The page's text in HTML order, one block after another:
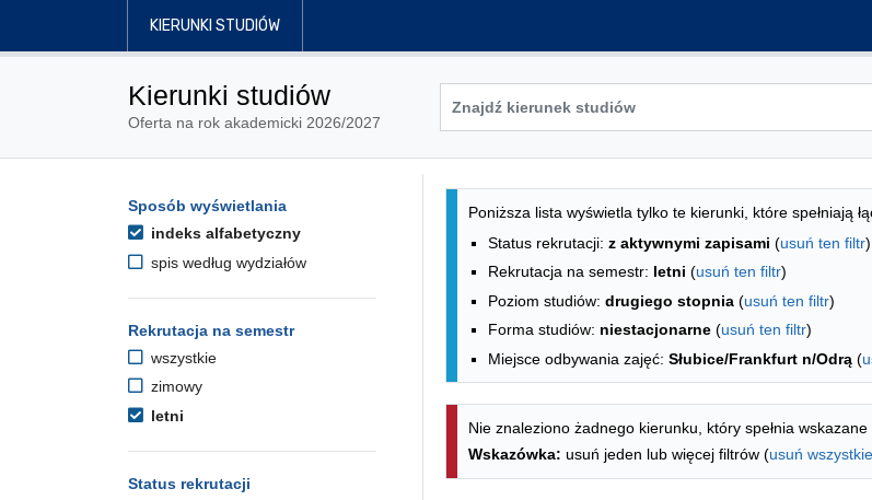
KIERUNKI STUDIÓW
Kierunki studiów
Oferta na rok akademicki 2026/2027
Opcje filtrowania kierunków studiów
Przejdź do listy kierunków
Sposób wyświetlania
indeks alfabetyczny
spis według wydziałów
Rekrutacja na semestr
wszystkie
zimowy
letni
Status rekrutacji
Lista kierunków - indeks
Poniższa lista wyświetla tylko te kierunki, które spełniają
Status rekrutacji: z aktywnymi zapisami (usuń ten filtr)
Rekrutacja na semestr: letni (usuń ten filtr)
Poziom studiów: drugiego stopnia (usuń ten filtr)
Forma studiów: niestacjonarne (usuń ten filtr)
Miejsce odbywania zajęć: Słubice/Frankfurt n/Odrą (
Nie znaleziono żadnego kierunku, który spełnia wskazane
Wskazówka: usuń jeden lub więcej filtrów (usuń